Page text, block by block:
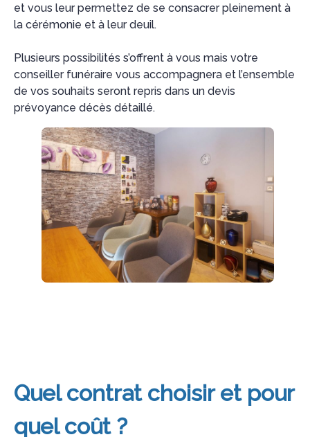
et vous leur permettez de se consacrer pleinement à
la cérémonie et à leur deuil.
Plusieurs possibilités s’offrent à vous mais votre
conseiller funéraire vous accompagnera et l’ensemble
de vos souhaits seront repris dans un devis
prévoyance décès détaillé.
Quel contrat choisir et pour
quel coût ?